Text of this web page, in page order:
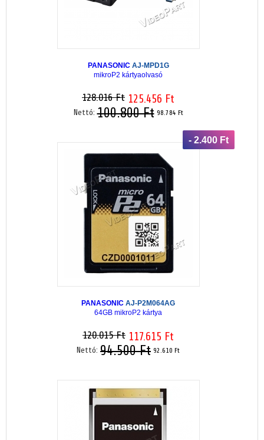
PANASONIC AJ-MPD1G
mikroP2 kártyaolvasó
128.016 Ft 125.456 Ft
Nettó:100.800 Ft 98.784 Ft
- 2.400 Ft
PANASONIC AJ-P2M064AG
64GB mikroP2 kártya
120.015 Ft 117.615 Ft
Nettó: 94.500 Ft 92.610 Ft